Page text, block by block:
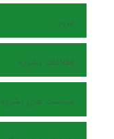
مرور
اطلاعات نشریه
سیاست های نشریه